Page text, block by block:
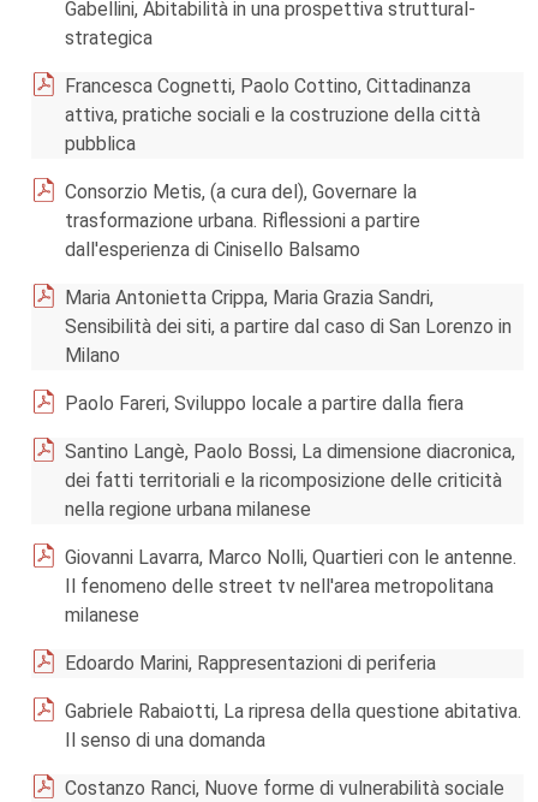
Gabellini, Abitabilità in una prospettiva struttural-
strategica
Francesca Cognetti, Paolo Cottino, Cittadinanza
attiva, pratiche sociali e la costruzione della città
pubblica
Consorzio Metis, (a cura del), Governare la
trasformazione urbana. Riflessioni a partire
dall'esperienza di Cinisello Balsamo
Maria Antonietta Crippa, Maria Grazia Sandri,
Sensibilità dei siti, a partire dal caso di San Lorenzo in
Milano
Paolo Fareri, Sviluppo locale a partire dalla fiera
Santino Langè, Paolo Bossi, La dimensione diacronica,
dei fatti territoriali e la ricomposizione delle criticità
nella regione urbana milanese
Giovanni Lavarra, Marco Nolli, Quartieri con le antenne.
Il fenomeno delle street tv nell'area metropolitana
milanese
Edoardo Marini, Rappresentazioni di periferia
Gabriele Rabaiotti, La ripresa della questione abitativa.
Il senso di una domanda
Costanzo Ranci, Nuove forme di vulnerabilità sociale